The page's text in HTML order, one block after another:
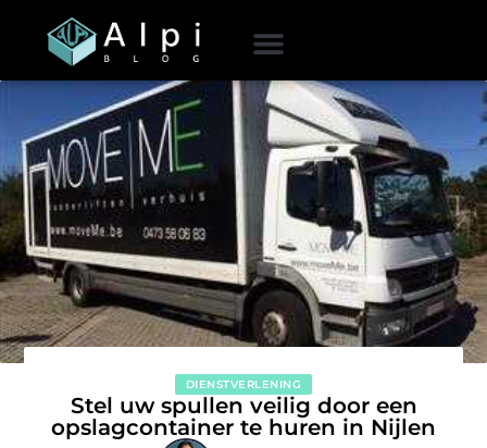
DIENSTVERLENING
Stel uw spullen veilig door een
opslagcontainer te huren in Nijlen